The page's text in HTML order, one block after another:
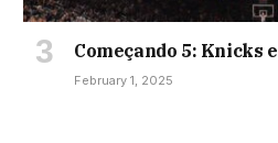
Começando 5: Knicks
February 1, 2025